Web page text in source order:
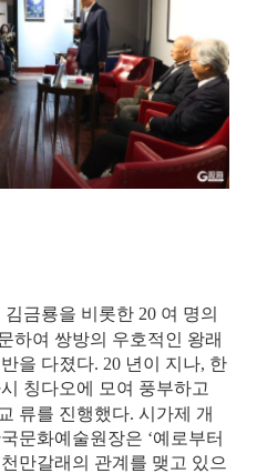
김금룡을 비롯한 20 여 명의
하여 쌍방의 우호적인 왕래
을 다졌다. 20 년이 지나, 한
칭다오에 모여 풍부하고
류를 진행했다. 시가제 개
문화예술원장은 ‘예로부터
만갈래의 관계를 맺고 있으